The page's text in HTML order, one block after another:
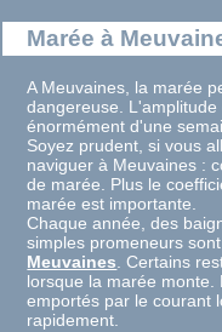
Marée à
A Meuvaines, la marée
dangereuse.
énormément d'une
Soyez prudent, si vous
naviguer à Meuvaines :
de marée. Plus le
marée est importante.
Chaque année, des
simples promeneurs
Meuvaines. Certains
lorsque la marée monte.
emportés par le courant
rapidement.